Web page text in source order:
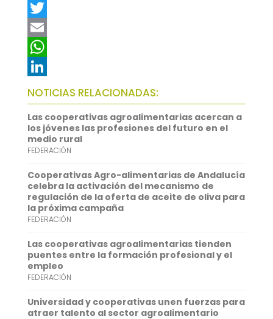
F
a
c
e
b
o
o
k
T
w
t
t
e
r
E
m
a
i
l
W
h
a
t
s
A
p
p
L
i
n
k
e
d
I
n
NOTICIAS RELACIONADAS:
Las cooperativas agroalimentarias acercan a
los jóvenes las profesiones del futuro en el
medio rural
FEDERACIÓN
Cooperativas Agro-alimentarias de Andalucía
celebra la activación del mecanismo de
regulación de la oferta de aceite de oliva para
la próxima campaña
FEDERACIÓN
Las cooperativas agroalimentarias tienden
puentes entre la formación profesional y el
empleo
FEDERACIÓN
Universidad y cooperativas unen fuerzas para
atraer talento al sector agroalimentario